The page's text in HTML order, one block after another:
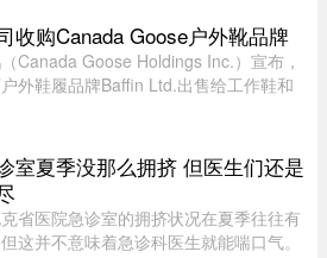
困扰，主要原因是该计划“项目目标不
标准过于宽泛”。SEPP 是 ...
收购Canada Goose户外靴品牌
Canada Goose Holdings Inc.）宣布，
外鞋履品牌Baffin Ltd.出售给工作鞋和
营模式，将更 ...
室夏季没那么拥挤 但医生们还是
省医院急诊室的拥挤状况在夏季往往有
这并不意味着急诊科医生就能喘口气。